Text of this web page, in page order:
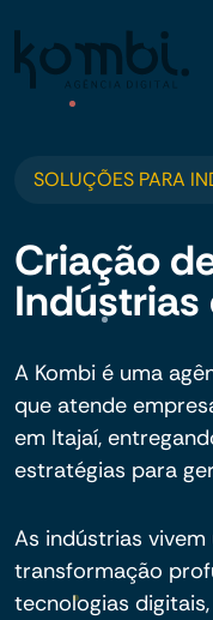
SOLUÇÕES PARA
Criação
A Kombi é uma
que atende
em Itajaí,
estratégias para
As indústrias
transformação
tecnologias